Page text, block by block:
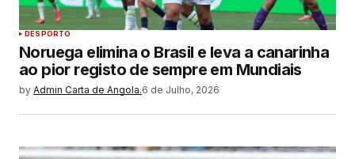
DESPORTO
Noruega elimina o Brasil e leva a canarinha
ao pior registo de sempre em Mundiais
by Admin Carta de Angola.6 de Julho, 2026